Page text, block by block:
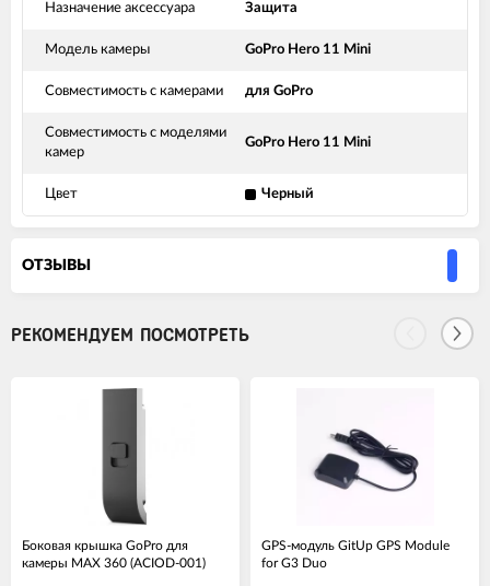
Назначение аксессуара Защита
Модель камеры GoPro Hero 11 Mini
Совместимость с камерами для GoPro
Совместимость с моделями
камер
GoPro Hero 11 Mini
Цвет Черный
ОТЗЫВЫ
РЕКОМЕНДУЕМ ПОСМОТРЕТЬ
Боковая крышка GoPro для
камеры MAX 360 (ACIOD-001)
GPS-модуль GitUp GPS Module
for G3 Duo